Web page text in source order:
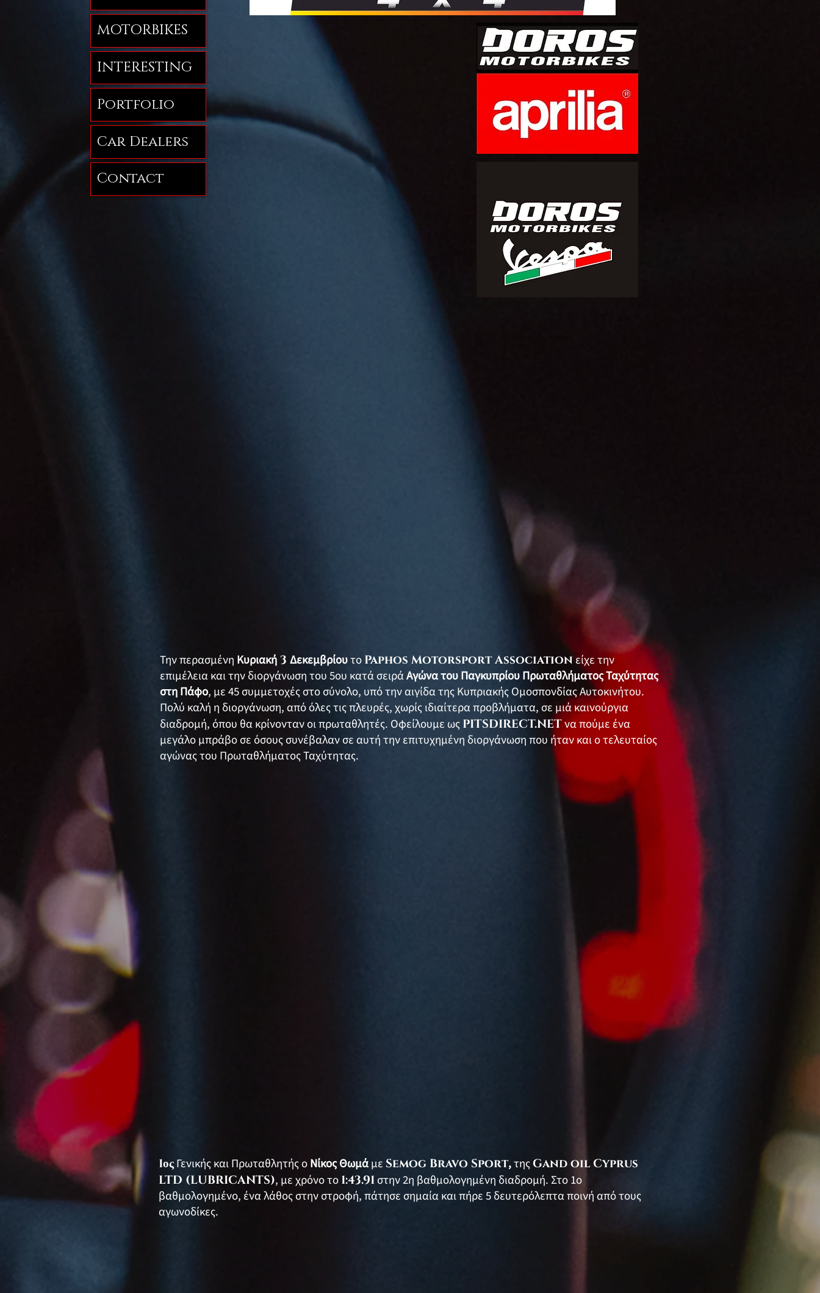
MOTORBIKES
INTERESTING
Portfolio
Car Dealers
Contact
Την περασμένη Κυριακή 3 ΔεκεμβρίουτοPaphos Motorsport Associationείχε την
επιμέλεια και την διοργάνωση του 5ου κατά σειράΑγώνα του Παγκυπρίου Πρωταθλήματος Ταχύτητας
στη Πάφο, με 45 συμμετοχές στο σύνολο, υπό την αιγίδα της Κυπριακής Ομοσπονδίας Αυτοκινήτου.
Πολύ καλή η διοργάνωση, από όλες τις πλευρές, χωρίς ιδιαίτερα προβλήματα, σε μιά καινούργια
διαδρομή, όπου θα κρίνονταν οι πρωταθλητές. Οφείλουμε ωςPITSDIRECT.NETνα πούμε ένα
μεγάλο μπράβο σε όσους συνέβαλαν σε αυτή την επιτυχημένη διοργάνωση που ήταν και ο τελευταίος
αγώνας του Πρωταθλήματος Ταχύτητας.
1οςΓενικής και Πρωταθλητής οΝίκος Θωμάμε Semog Bravo Sport,τηςGand oil Cyprus
LTD (LUBRICANTS), με χρόνο το1:43.91στην 2η βαθμολογημένη διαδρομή. Στο 1ο
βαθμολογημένο, ένα λάθος στην στροφή, πάτησε σημαία και πήρε 5 δευτερόλεπτα ποινή από τους
αγωνοδίκες.